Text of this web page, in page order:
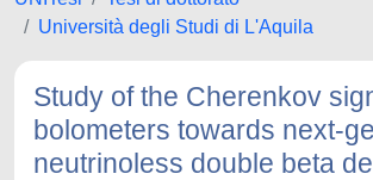
Università degli Studi di L'Aquila
Study of the Cherenkov
bolometers towards next-
neutrinoless double beta